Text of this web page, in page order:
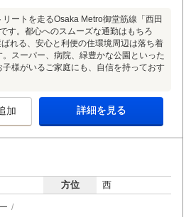
ートを走るOsaka Metro御堂筋線「西田
す。都心へのスムーズな通勤はもちろ
れる、安心と利便の住環境周辺は落ち着
スーパー、病院、緑豊かな公園といった
様がいるご家庭にも、自信を持っておす
加 詳細を見る
方位 西